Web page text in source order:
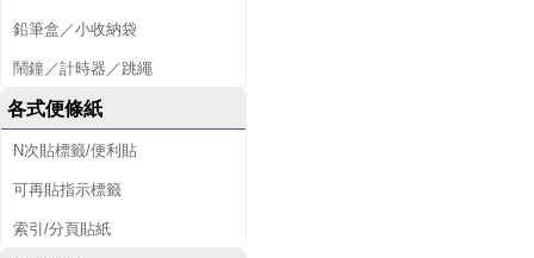
鉛筆盒／小收納袋
鬧鐘／計時器／跳繩
各式便條紙
N次貼標籤/便利貼
可再貼指示標籤
索引/分頁貼紙